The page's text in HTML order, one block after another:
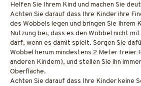
Helfen Sie Ihrem Kind und machen Sie
Achten Sie darauf dass Ihre Kinder ihre
des Wobbels legen und bringen Sie Ihrem
Nutzung bei, dass es den Wobbel nicht
darf, wenn es damit spielt. Sorgen Sie
Wobbel herum mindestens 2 Meter freier
anderen Kindern), und stellen Sie ihn
Oberfläche.
Achten Sie darauf dass Ihre Kinder keine